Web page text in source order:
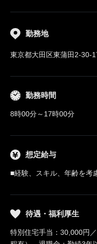
勤務地
東京都大田区東蒲田2-30-
勤務時間
8時00分～17時00分
想定給与
■経験、スキル、年齢を考
待遇・福利厚生
特別住宅手当：30,000円